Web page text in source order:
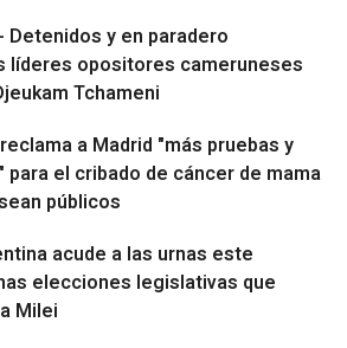
Detenidos y en paradero
líderes opositores cameruneses
Tchameni
a Madrid "más pruebas y
el cribado de cáncer de mama
públicos
acude a las urnas este
elecciones legislativas que
Milei